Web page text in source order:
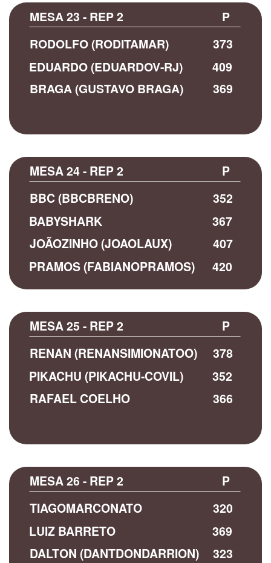
P
MESA 23 - REP 2
373
409
RODOLFO (RODITAMAR)
EDUARDO (EDUARDOV-RJ)
369
BRAGA (GUSTAVO BRAGA)
P
MESA 24 - REP 2
352
367
BBC (BBCBRENO)
BABYSHARK
407
420
JOÃOZINHO (JOAOLAUX)
PRAMOS (FABIANOPRAMOS)
P
MESA 25 - REP 2
378
352
RENAN (RENANSIMIONATOO)
PIKACHU (PIKACHU-COVIL)
366
RAFAEL COELHO
P
MESA 26 - REP 2
320
369
TIAGOMARCONATO
LUIZ BARRETO
323
DALTON (DANTDONDARRION)